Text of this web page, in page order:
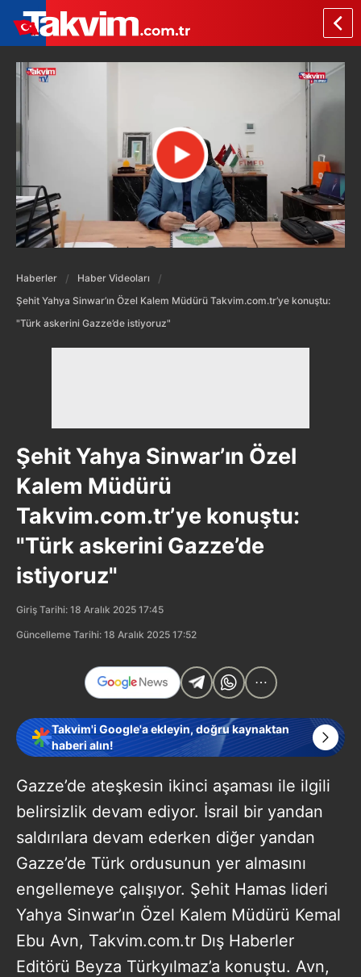
Haberler
Haber Videoları
Şehit Yahya Sinwar’ın Özel Kalem Müdürü Takvim.com.tr’ye konuştu:
"Türk askerini Gazze’de istiyoruz"
Şehit Yahya Sinwar’ın Özel
Kalem Müdürü
Takvim.com.tr’ye konuştu:
"Türk askerini Gazze’de
istiyoruz"
Giriş Tarihi: 18 Aralık 2025 17:45
Güncelleme Tarihi: 18 Aralık 2025 17:52
Takvim'i Google'a ekleyin, doğru kaynaktan
haberi alın!
Gazze’de ateşkesin ikinci aşaması ile ilgili
belirsizlik devam ediyor. İsrail bir yandan
saldırılara devam ederken diğer yandan
Gazze’de Türk ordusunun yer almasını
engellemeye çalışıyor. Şehit Hamas lideri
Yahya Sinwar’ın Özel Kalem Müdürü Kemal
Ebu Avn, Takvim.com.tr Dış Haberler
Editörü Beyza Türkyılmaz’a konuştu. Avn,